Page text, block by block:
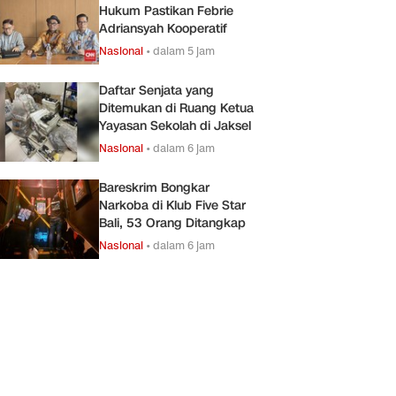
Hukum Pastikan Febrie
Adriansyah Kooperatif
Nasional •dalam 5 jam
Daftar Senjata yang
Ditemukan di Ruang Ketua
Yayasan Sekolah di Jaksel
Nasional •dalam 6 jam
Bareskrim Bongkar
Narkoba di Klub Five Star
Bali, 53 Orang Ditangkap
Nasional •dalam 6 jam